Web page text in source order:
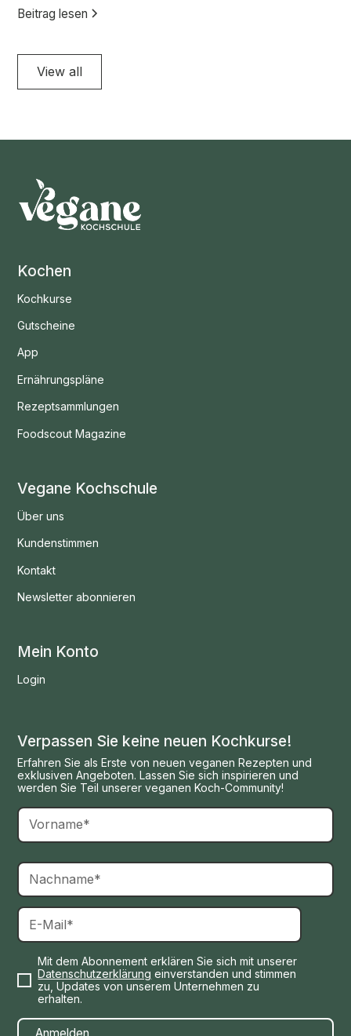
Beitrag lesen
View all
Kochen
Kochkurse
Gutscheine
App
Ernährungspläne
Rezeptsammlungen
Foodscout Magazine
Vegane Kochschule
Über uns
Kundenstimmen
Kontakt
Newsletter abonnieren
Mein Konto
Login
Verpassen Sie keine neuen Kochkurse!
Erfahren Sie als Erste von neuen veganen Rezepten und
exklusiven Angeboten. Lassen Sie sich inspirieren und
werden Sie Teil unserer veganen Koch-Community!
Mit dem Abonnement erklären Sie sich mit unserer
Datenschutzerklärung einverstanden und stimmen
zu, Updates von unserem Unternehmen zu
erhalten.